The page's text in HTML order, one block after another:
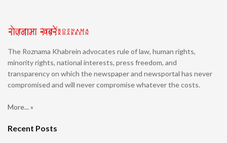
The Roznama Khabrein advocates rule of law, human rights,
minority rights, national interests, press freedom, and
transparency on which the newspaper and newsportal has never
compromised and will never compromise whatever the costs.
More... »
Recent Posts